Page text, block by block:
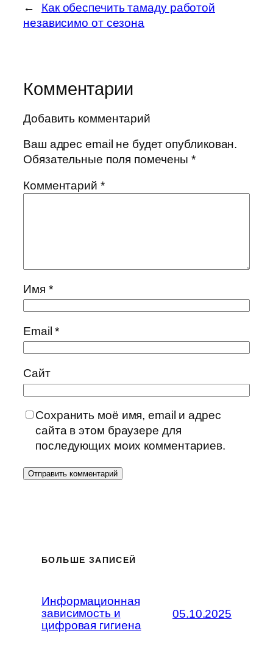
←
Как обеспечить тамаду работой
независимо от сезона
Комментарии
Добавить комментарий
Ваш адрес email не будет опубликован.
Обязательные поля помечены*
Комментарий *
Имя *
Email*
Сайт
Сохранить моё имя, email и адрес
сайта в этом браузере для
последующих моих комментариев.
БОЛЬШЕ ЗАПИСЕЙ
Информационная
зависимость и
цифровая гигиена
05.10.2025